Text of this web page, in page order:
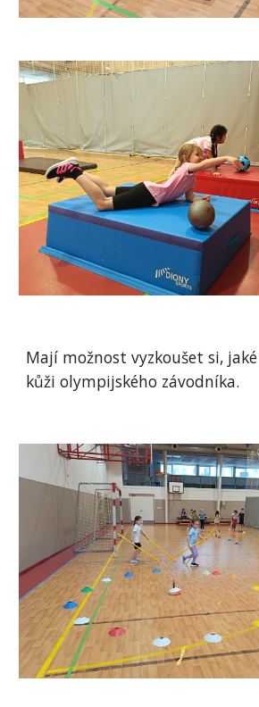
Mají možnost vyzkoušet si,
kůži olympijského závodníka.